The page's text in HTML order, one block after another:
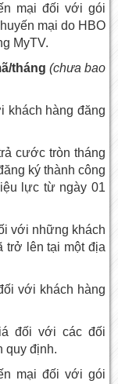
mại đối với gói
mại do HBO
MyTV.
tháng (chưa bao
khách hàng đăng
cước tròn tháng
ký thành công
lực từ ngày 01
với những khách
trở lên tại một địa
với khách hàng
đối với các đối
quy định.
mại đối với gói